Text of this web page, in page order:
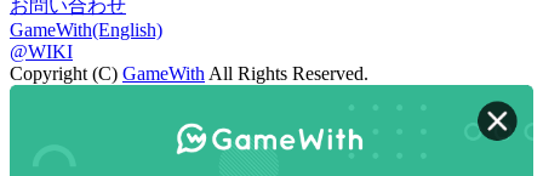
お問い合わせ
GameWith(English)
@WIKI
Copyright (C) GameWith All Rights Reserved.